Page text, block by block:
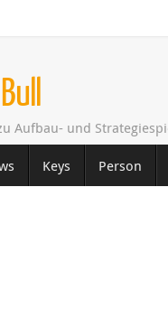
Aufbau- und
Keys Person